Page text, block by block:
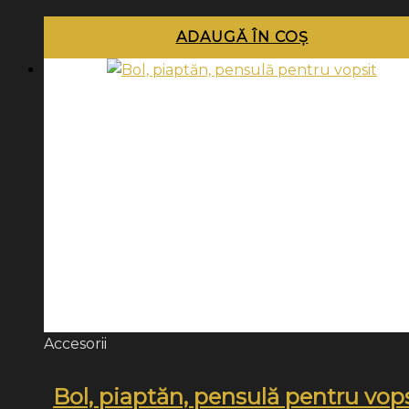
ADAUGĂ ÎN COȘ
Accesorii
Bol, piaptăn, pensulă pentru